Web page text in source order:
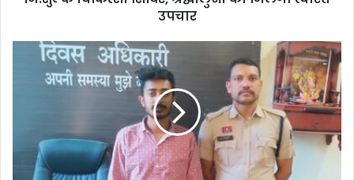
उपचार